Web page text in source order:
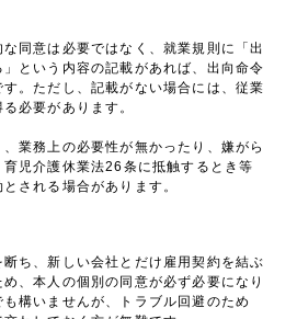
同意は必要ではなく、就業規則に「出
という内容の記載があれば、出向命令
。ただし、記載がない場合には、従業
必要があります。
業務上の必要性が無かったり、嫌がら
児介護休業法26条に抵触するとき等
される場合があります。
ち、新しい会社とだけ雇用契約を結ぶ
、本人の個別の同意が必ず必要になり
構いませんが、トラブル回避のため